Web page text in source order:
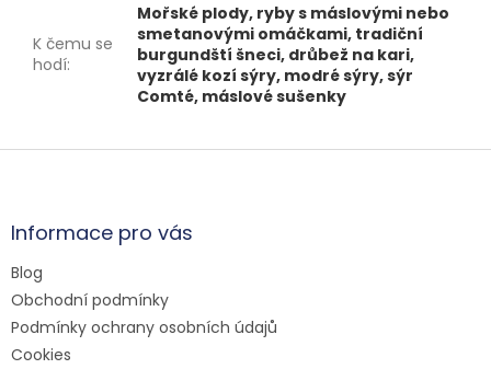
K čemu se
hodí:
Mořské plody, ryby s máslovými nebo
smetanovými omáčkami, tradiční
burgundští šneci, drůbež na kari,
vyzrálé kozí sýry, modré sýry, sýr
Comté, máslové sušenky
Z
aInformace pro vás
Blog
Obchodní podmínky
Podmínky ochrany osobních údajů
Cookies